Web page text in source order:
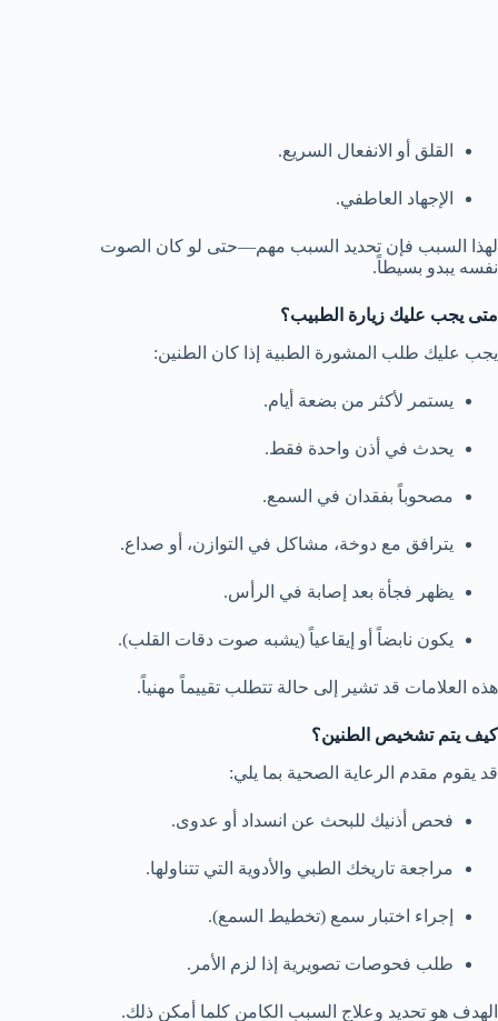
القلق أو الانفعال السريع.
الإجهاد العاطفي.
لهذا السبب فإن تحديد السبب مهم—حتى لو كان الصوت
نفسه يبدو بسيطاً.
متى يجب عليك زيارة الطبيب؟
يجب عليك طلب المشورة الطبية إذا كان الطنين:
يستمر لأكثر من بضعة أيام.
يحدث في أذن واحدة فقط.
مصحوباً بفقدان في السمع.
يترافق مع دوخة، مشاكل في التوازن، أو صداع.
يظهر فجأة بعد إصابة في الرأس.
يكون نابضاً أو إيقاعياً (يشبه صوت دقات القلب).
هذه العلامات قد تشير إلى حالة تتطلب تقييماً مهنياً.
كيف يتم تشخيص الطنين؟
قد يقوم مقدم الرعاية الصحية بما يلي:
فحص أذنيك للبحث عن انسداد أو عدوى.
مراجعة تاريخك الطبي والأدوية التي تتناولها.
إجراء اختبار سمع (تخطيط السمع).
طلب فحوصات تصويرية إذا لزم الأمر.
الهدف هو تحديد وعلاج السبب الكامن كلما أمكن ذلك.